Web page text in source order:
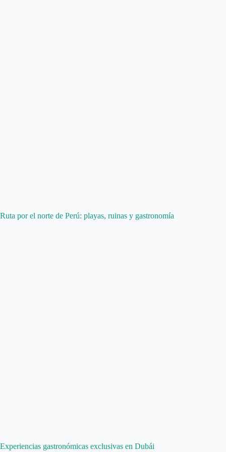
Ruta por el norte de Perú: playas, ruinas y gastronomía
Experiencias gastronómicas exclusivas en Dubái